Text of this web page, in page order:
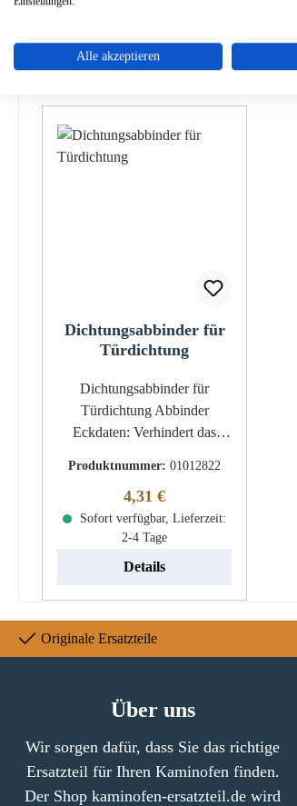
Zubehör Ähnliche Artikel
Dichtungsabbinder für
Türdichtung
Dichtungsabbinder für
Türdichtung Abbinder
Eckdaten: Verhindert das
x 25 mm pro Steifen
feuerfester Abbinder Farbe
schwarz 4 Streifen
Produktnummer:01012822
Regulärer Preis:
4,31 €
Sofort verfügbar, Lieferzeit:
2-4 Tage
Details
Originale Ersatzteile
Über uns
Wir sorgen dafür, dass Sie das richtige
Ersatzteil für Ihren Kaminofen finden.
Der Shop kaminofen-ersatzteil.de wird
Alle akzeptieren